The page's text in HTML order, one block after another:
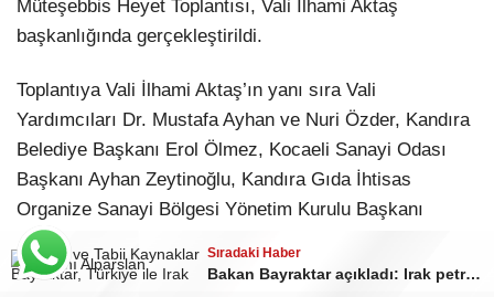
Müteşebbis Heyet Toplantısı, Vali İlhami Aktaş
başkanlığında gerçekleştirildi.
Toplantıya Vali İlhami Aktaş’ın yanı sıra Vali
Yardımcıları Dr. Mustafa Ayhan ve Nuri Özder, Kandıra
Belediye Başkanı Erol Ölmez, Kocaeli Sanayi Odası
Başkanı Ayhan Zeytinoğlu, Kandıra Gıda İhtisas
Organize Sanayi Bölgesi Yönetim Kurulu Başkanı
Mehmet Başol ve yönetim kurulu üyeleri katıldı.
Sıradaki Haber
Bakan Bayraktar açıkladı: Irak petrolü için yeni hedef 2,5 milyon varil